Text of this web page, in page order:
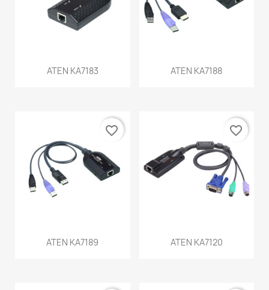
ATEN KA7183 ATEN KA7188
ATEN KA7189
favorite_border
ATEN KA7120
favorite_border